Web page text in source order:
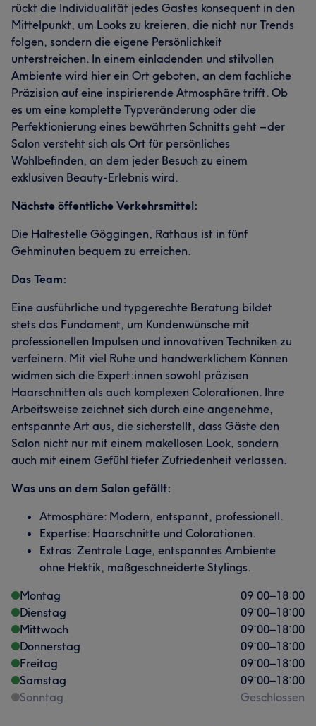
rückt die Individualität jedes Gastes konsequent in den
Mittelpunkt, um Looks zu kreieren, die nicht nur Trends
folgen, sondern die eigene Persönlichkeit
unterstreichen. In einem einladenden und stilvollen
Ambiente wird hier ein Ort geboten, an dem fachliche
Präzision auf eine inspirierende Atmosphäre trifft. Ob
es um eine komplette Typveränderung oder die
Perfektionierung eines bewährten Schnitts geht – der
Salon versteht sich als Ort für persönliches
Wohlbefinden, an dem jeder Besuch zu einem
exklusiven Beauty-Erlebnis wird.
Nächste öffentliche Verkehrsmittel:
Die Haltestelle Göggingen, Rathaus ist in fünf
Gehminuten bequem zu erreichen.
Das Team:
Eine ausführliche und typgerechte Beratung bildet
stets das Fundament, um Kundenwünsche mit
professionellen Impulsen und innovativen Techniken zu
verfeinern. Mit viel Ruhe und handwerklichem Können
widmen sich die Expert:innen sowohl präzisen
Haarschnitten als auch komplexen Colorationen. Ihre
Arbeitsweise zeichnet sich durch eine angenehme,
entspannte Art aus, die sicherstellt, dass Gäste den
Salon nicht nur mit einem makellosen Look, sondern
auch mit einem Gefühl tiefer Zufriedenheit verlassen.
Was uns an dem Salon gefällt:
Atmosphäre: Modern, entspannt, professionell.
Expertise: Haarschnitte und Colorationen.
Extras: Zentrale Lage, entspanntes Ambiente
ohne Hektik, maßgeschneiderte Stylings.
Montag
09:00–18:00
Dienstag
09:00–18:00
Mittwoch
09:00–18:00
Donnerstag
09:00–18:00
Freitag
09:00–18:00
Samstag
09:00–18:00
Sonntag
Geschlossen